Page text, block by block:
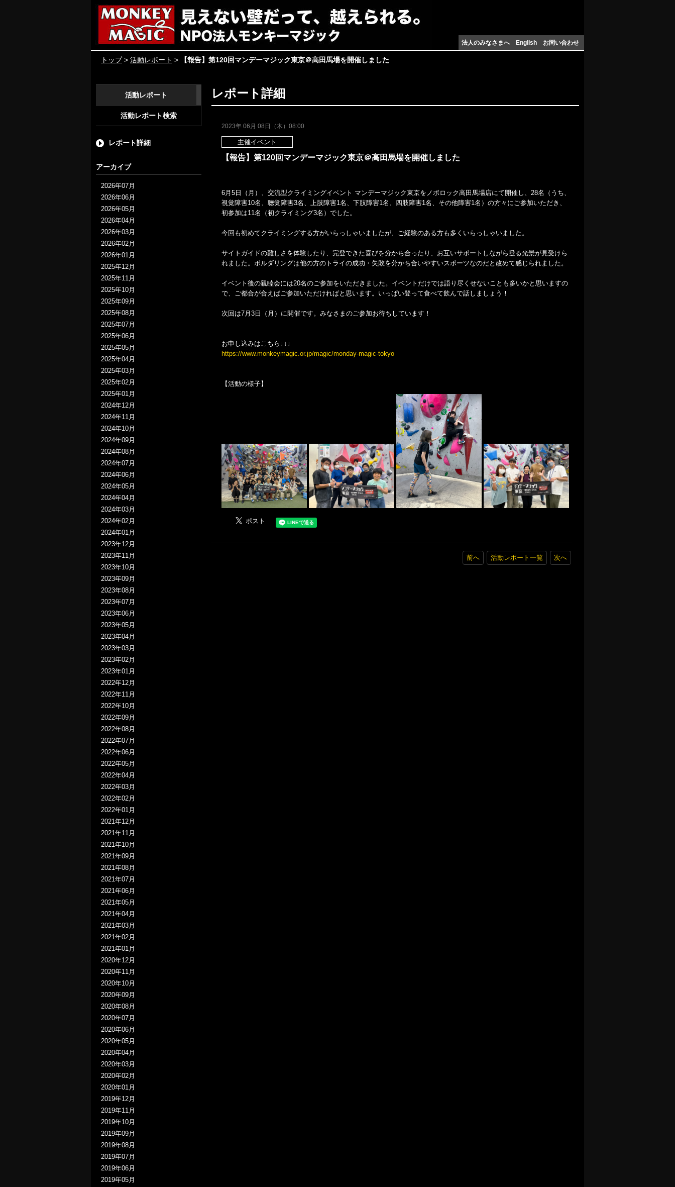
法人のみなさまへ English お問い合わせ
トップ> 活動レポート > 【報告】第120回マンデーマジック東京＠高田馬場を開催しました
活動レポート
活動レポート検索
レポート詳細
アーカイブ
2026年07月
2026年06月
2026年05月
2026年04月
2026年03月
2026年02月
2026年01月
2025年12月
2025年11月
2025年10月
2025年09月
2025年08月
2025年07月
2025年06月
2025年05月
2025年04月
2025年03月
2025年02月
2025年01月
2024年12月
2024年11月
2024年10月
2024年09月
2024年08月
2024年07月
2024年06月
2024年05月
2024年04月
2024年03月
2024年02月
2024年01月
2023年12月
2023年11月
2023年10月
2023年09月
2023年08月
2023年07月
2023年06月
2023年05月
2023年04月
2023年03月
2023年02月
2023年01月
2022年12月
2022年11月
2022年10月
2022年09月
2022年08月
2022年07月
2022年06月
2022年05月
2022年04月
2022年03月
2022年02月
2022年01月
2021年12月
2021年11月
2021年10月
2021年09月
2021年08月
2021年07月
2021年06月
2021年05月
2021年04月
2021年03月
2021年02月
2021年01月
2020年12月
2020年11月
2020年10月
2020年09月
2020年08月
2020年07月
2020年06月
2020年05月
2020年04月
2020年03月
2020年02月
2020年01月
2019年12月
2019年11月
2019年10月
2019年09月
2019年08月
2019年07月
2019年06月
2019年05月
レポート詳細
2023年 06月 08日（木）08:00
主催イベント
【報告】第120回マンデーマジック東京＠高田馬場を開催しました
6月5日（月）、交流型クライミングイベント マンデーマジック東京をノボロック高田馬場店にて開催し、28名（うち、
視覚障害10名、聴覚障害3名、上肢障害1名、下肢障害1名、四肢障害1名、その他障害1名）の方々にご参加いただき、
初参加は11名（初クライミング3名）でした。
今回も初めてクライミングする方がいらっしゃいましたが、ご経験のある方も多くいらっしゃいました。
サイトガイドの難しさを体験したり、完登できた喜びを分かち合ったり、お互いサポートしながら登る光景が見受けら
れました。ボルダリングは他の方のトライの成功・失敗を分かち合いやすいスポーツなのだと改めて感じられました。
イベント後の親睦会には20名のご参加をいただきました。イベントだけでは語り尽くせないことも多いかと思いますの
で、ご都合が合えばご参加いただければと思います。いっぱい登って食べて飲んで話しましょう！
次回は7月3日（月）に開催です。みなさまのご参加お待ちしています！
お申し込みはこちら↓↓↓
https://www.monkeymagic.or.jp/magic/monday-magic-tokyo
【活動の様子】
前へ 活動レポート一覧 次へ